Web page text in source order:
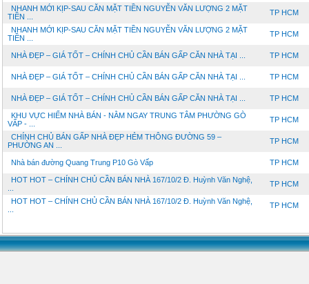
NHANH MỚI KỊP-SAU CĂN MẶT TIỀN NGUYỄN VĂN LƯỢNG 2 MẶT
TIỀN ...
TP HCM
NHANH MỚI KỊP-SAU CĂN MẶT TIỀN NGUYỄN VĂN LƯỢNG 2 MẶT
TIỀN ...
TP HCM
NHÀ ĐẸP – GIÁ TỐT – CHÍNH CHỦ CẦN BÁN GẤP CĂN NHÀ TẠI ... TP HCM
NHÀ ĐẸP – GIÁ TỐT – CHÍNH CHỦ CẦN BÁN GẤP CĂN NHÀ TẠI ... TP HCM
NHÀ ĐẸP – GIÁ TỐT – CHÍNH CHỦ CẦN BÁN GẤP CĂN NHÀ TẠI ... TP HCM
KHU VỰC HIẾM NHÀ BÁN - NẰM NGAY TRUNG TÂM PHƯỜNG GÒ
VẤP - ...
TP HCM
CHÍNH CHỦ BÁN GẤP NHÀ ĐẸP HẺM THÔNG ĐƯỜNG 59 –
PHƯỜNG AN ...
TP HCM
Nhà bán đường Quang Trung P10 Gò Vấp TP HCM
HOT HOT – CHÍNH CHỦ CẦN BÁN NHÀ 167/10/2 Đ. Huỳnh Văn Nghệ,
TP HCM
HOT HOT – CHÍNH CHỦ CẦN BÁN NHÀ 167/10/2 Đ. Huỳnh Văn Nghệ,
TP HCM